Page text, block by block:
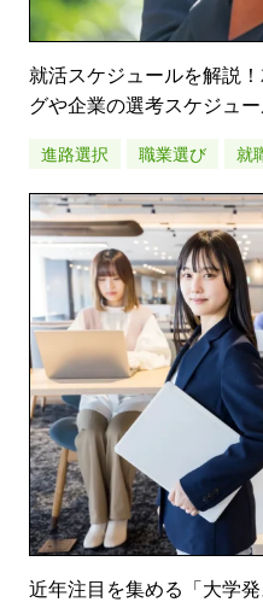
就活スケジュールを解説
グや企業の選考スケジュ
進路選択 職業選び 就
近年注目を集める「大学